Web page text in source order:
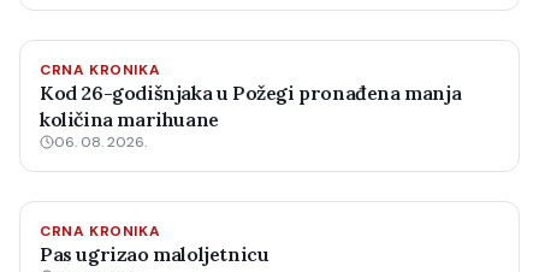
CRNA KRONIKA
Kod 26-godišnjaka u Požegi pronađena manja
količina marihuane
06. 08. 2026.
CRNA KRONIKA
Pas ugrizao maloljetnicu